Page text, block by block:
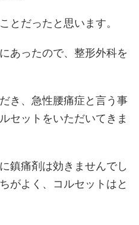
とだったと思います。
あったので、整形外科を
き、急性腰痛症と言う事
セットをいただいてきま
鎮痛剤は効きませんでし
がよく、コルセットはと